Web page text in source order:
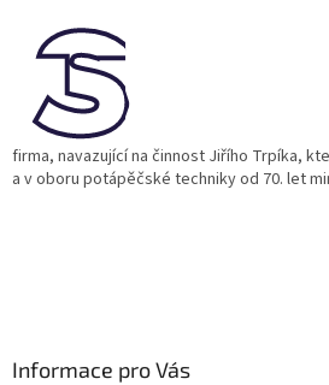
firma, navazující na činnost Jiřího Trpíka,
a v oboru potápěčské techniky od 70. let
Informace pro Vás